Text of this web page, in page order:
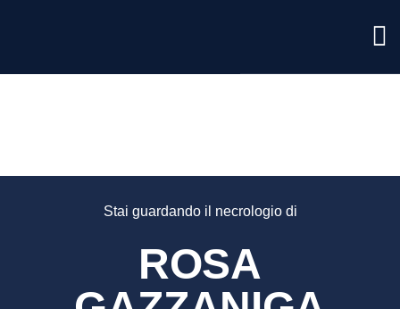
Stai guardando il necrologio di
ROSA